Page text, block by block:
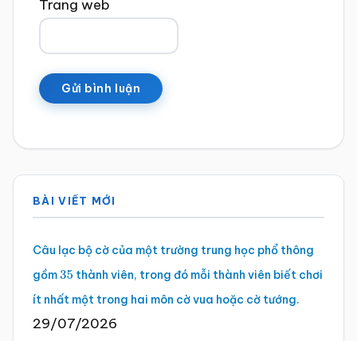
Trang web
Sidebar
chính
BÀI VIẾT MỚI
Câu lạc bộ cờ của một trường trung học phổ thông
gồm35 thành viên, trong đó mỗi thành viên biết chơi
ít nhất một trong hai môn cờ vua hoặc cờ tướng.
29/07/2026